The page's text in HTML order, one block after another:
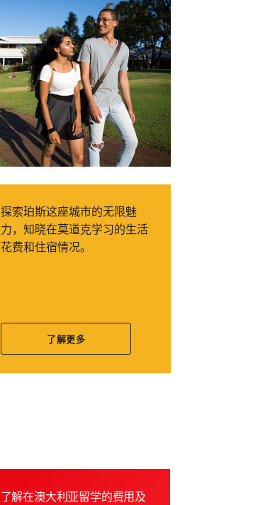
探索珀斯这座城市的无限魅
力，知晓在莫道克学习的生活
花费和住宿情况。
了解更多
了解在澳大利亚留学的费用及